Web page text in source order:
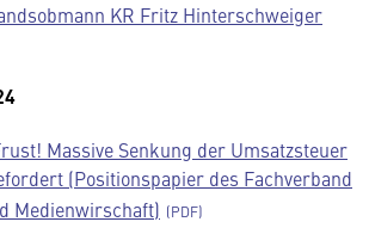
KR Fritz Hinterschweiger
Massive Senkung der Umsatzsteuer
(Positionspapier des Fachverband
Medienwirschaft)